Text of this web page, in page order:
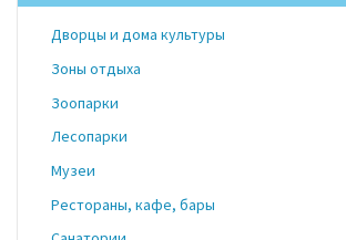
Дворцы и дома культуры
Зоны отдыха
Зоопарки
Лесопарки
Музеи
Рестораны, кафе, бары